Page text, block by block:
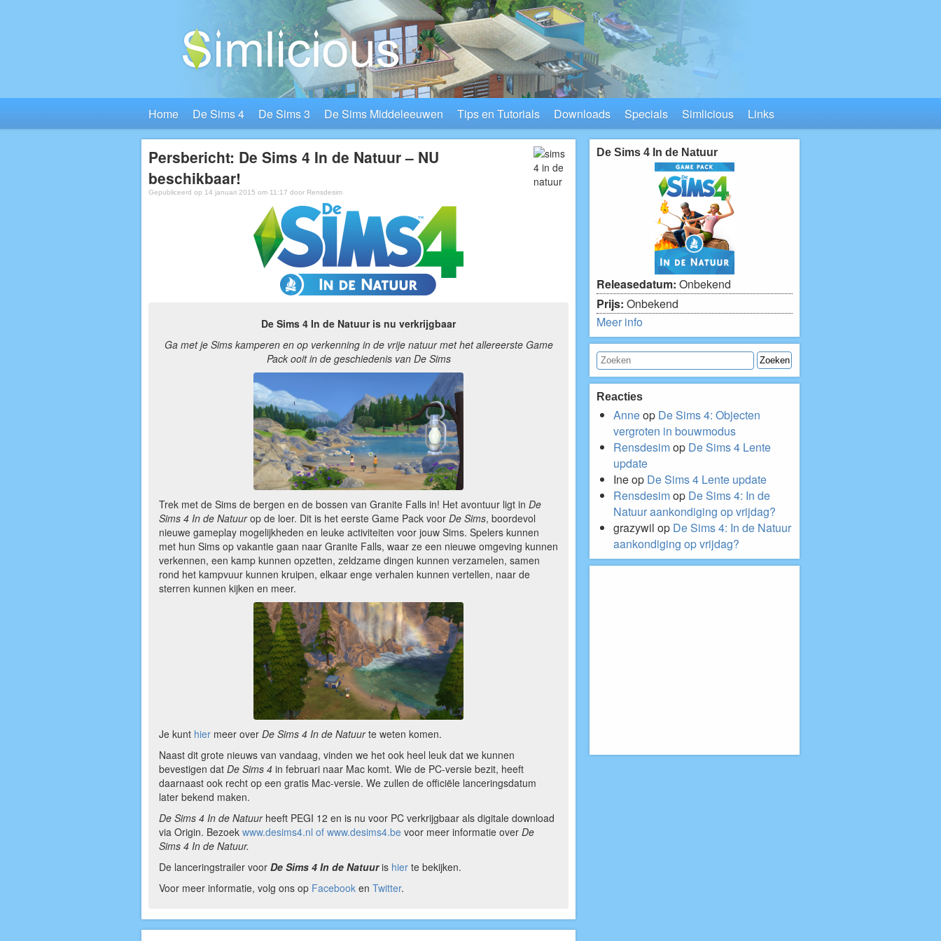
Home De Sims 4 De Sims 3 De Sims Middeleeuwen Tips en Tutorials Downloads Specials Simlicious Links
De Sims 4 In de Natuur
Releasedatum: Onbekend
Prijs: Onbekend
Meer info
Reacties
Anneop De Sims 4: Objecten
vergroten in bouwmodus
Rensdesimop De Sims 4 Lente
update
Ineop De Sims 4 Lente update
Rensdesimop De Sims 4: In de
Natuur aankondiging op vrijdag?
grazywil op De Sims 4: In de Natuur
aankondiging op vrijdag?
Persbericht: De Sims 4 In de Natuur – NU
beschikbaar!
Gepubliceerd op 14 januari 2015 om 11:17 door Rensdesim
De Sims 4 In de Natuur is nu verkrijgbaar
Ga met je Sims kamperen en op verkenning in de vrije natuurmet het allereerste Game
Pack ooit in de geschiedenis van De Sims
Trek met de Sims de bergen en de bossen van Granite Falls in! Het avontuur ligt in De
Sims 4 In de Natuurop de loer. Dit is het eerste Game Pack voor De Sims, boordevol
nieuwe gameplay mogelijkheden en leuke activiteiten voor jouw Sims. Spelers kunnen
met hun Sims op vakantie gaan naar Granite Falls, waar ze een nieuwe omgeving kunnen
verkennen, een kamp kunnen opzetten, zeldzame dingen kunnen verzamelen, samen
rond het kampvuur kunnen kruipen, elkaar enge verhalen kunnen vertellen, naar de
sterren kunnen kijken en meer.
Je kunt hier meer over De Sims 4 In de Natuurte weten komen.
Naast dit grote nieuws van vandaag, vinden we het ook heel leuk dat we kunnen
bevestigen dat De Sims 4 in februari naar Mac komt. Wie de PC-versie bezit, heeft
daarnaast ook recht op een gratis Mac-versie. We zullen de officiële lanceringsdatum
later bekend maken.
De Sims 4 In de Natuurheeft PEGI 12 en is nu voor PC verkrijgbaar als digitale download
via Origin. Bezoek www.desims4.nl of www.desims4.be voor meer informatie over De
Sims 4 In de Natuur.
De lanceringstrailer voor De Sims 4 In de Natuuris hier te bekijken.
Voor meer informatie, volg ons op Facebook en Twitter.